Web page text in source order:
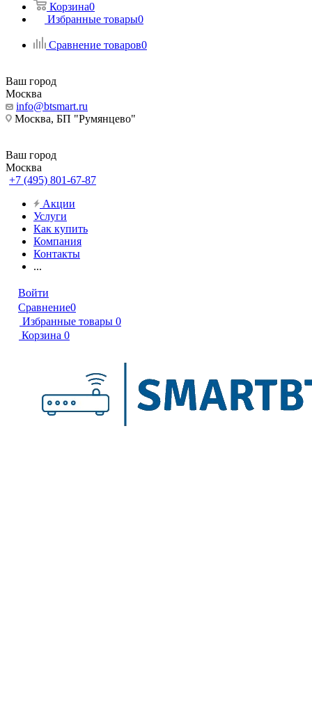
Корзина0
Избранные товары0
Сравнение товаров0
Ваш город
Москва
info@btsmart.ru
Москва, БП "Румянцево"
Ваш город
Москва
+7 (495) 801-67-87
Акции
Услуги
Как купить
Компания
Контакты
...
Войти
Сравнение0
Избранные товары 0
Корзина 0